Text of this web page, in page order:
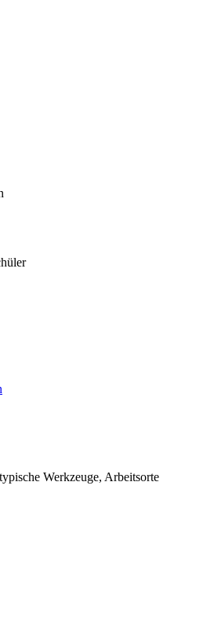
Werkzeuge, Arbeitsorte